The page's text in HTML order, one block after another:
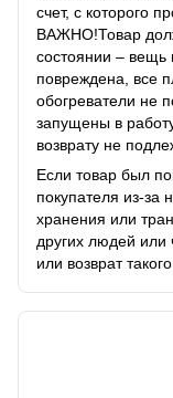
счет, с которого
ВАЖНО!Товар
состоянии – вещь
повреждена, все
обогреватели не
запущены в
возврату не
Если товар был
покупателя из-за
хранения или
других людей или
или возврат